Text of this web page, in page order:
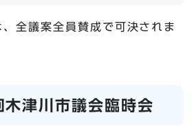
全議案全員賛成で可決されま
津川市議会臨時会